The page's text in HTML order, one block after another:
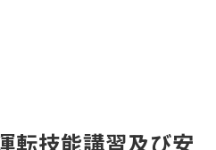
転技能講習及び安